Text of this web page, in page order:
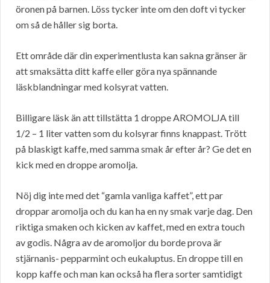
öronen på barnen. Löss tycker inte om den doft vi tycker
om så de håller sig borta.
Ett område där din experimentlusta kan sakna gränser är
att smaksätta ditt kaffe eller göra nya spännande
läskblandningar med kolsyrat vatten.
Billigare läsk än att tillstätta 1 droppe AROMOLJA till
1/2 – 1 liter vatten som du kolsyrar finns knappast. Trött
på blaskigt kaffe, med samma smak år efter år? Ge det en
kick med en droppe aromolja.
Nöj dig inte med det “gamla vanliga kaffet”, ett par
droppar aromolja och du kan ha en ny smak varje dag. Den
riktiga smaken och kicken av kaffet, med en extra touch
av godis. Några av de aromoljor du borde prova är
stjärnanis- pepparmint och eukaluptus. En droppe till en
kopp kaffe och man kan också ha flera sorter samtidigt